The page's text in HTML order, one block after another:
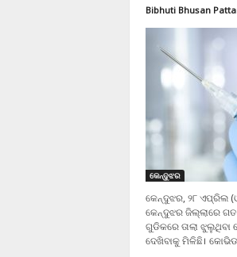
Bibhuti Bhusan
କେନ୍ଦୁଝର
କେନ୍ଦୁଝର, ୨୮ ଏପ୍ରିଲ
କେନ୍ଦୁଝର ଜିଲ୍ଲାରେ
ଗୁଡିକରେ ତାଲା
ଦେଖିବାକୁ ମିଳିଛି।